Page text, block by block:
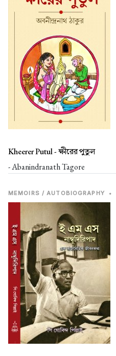
Kheerer Putul -ক্ষীরের পুতুল
- Abanindranath Tagore
MEMOIRS / AUTOBIOGRAPHY •